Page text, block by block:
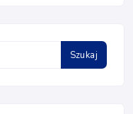
Szukaj